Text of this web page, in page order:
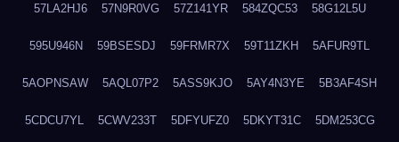
57LA2HJ6 57N9R0VG 57Z141YR 584ZQC53 58G12L5U
595U946N 59BSESDJ 59FRMR7X 59T11ZKH 5AFUR9TL
5AOPNSAW 5AQL07P2 5ASS9KJO 5AY4N3YE 5B3AF4SH
5CDCU7YL 5CWV233T 5DFYUFZ0 5DKYT31C 5DM253CG